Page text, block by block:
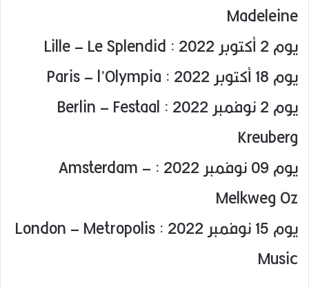
Madeleine
يوم 2 أكتوبر 2022 : Lille – Le Splendid
يوم 18 أكتوبر 2022 : Paris – l’Olympia
يوم 2 نوفمبر 2022 : Berlin – Festaal
Kreuberg
يوم 09 نوفمبر 2022 : Amsterdam –
Melkweg Oz
يوم 15 نوفمبر 2022 : London – Metropolis
Music